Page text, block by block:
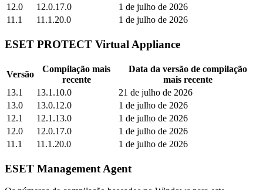
12.0
12.0.17.0
1 de julho de 2026
11.1
11.1.20.0 1 de julho de 2026
ESET PROTECT Virtual Appliance
Versão
Compilação mais
recente
Data da versão de compilação
mais recente
13.1
13.1.10.0
21 de julho de 2026
13.0
13.0.12.0
1 de julho de 2026
12.1
12.1.13.0
1 de julho de 2026
12.0
12.0.17.0
1 de julho de 2026
11.1
11.1.20.0 1 de julho de 2026
ESET Management Agent